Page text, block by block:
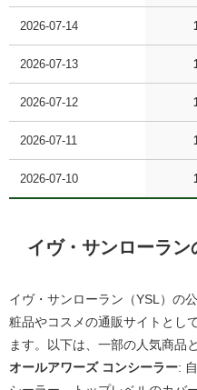
2026-07-14
2026-07-13
2026-07-12
2026-07-11
2026-07-10
イヴ・サンローラン
イヴ・サンローラン（YSL）の
粧品やコスメの通販サイトとし
ます。以下は、一部の人気商品
オールアワーズ コンシーラー: